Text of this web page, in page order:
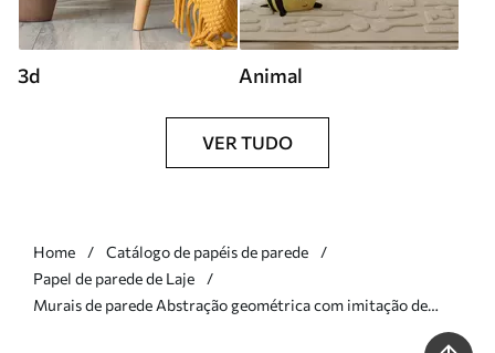
3d Animal
VER TUDO
Home
Catálogo de papéis de parede
Papel de parede de Laje
Murais de parede Abstração geométrica com imitação de